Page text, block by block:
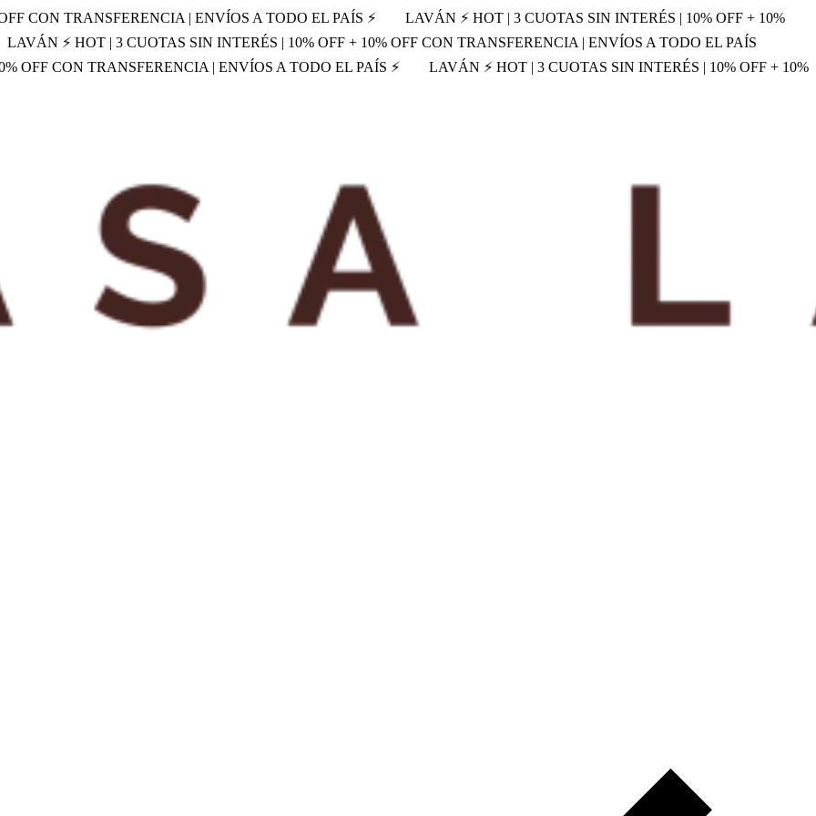
CON TRANSFERENCIA | ENVÍOS A TODO EL PAÍS ⚡
LAVÁN ⚡ HOT | 3 CUOTAS SIN INTERÉS | 10% OFF + 10%
LAVÁN ⚡ HOT | 3 CUOTAS SIN INTERÉS | 10% OFF + 10% OFF CON TRANSFERENCIA | ENVÍOS A TODO EL PAÍS
OFF CON TRANSFERENCIA | ENVÍOS A TODO EL PAÍS ⚡
LAVÁN ⚡ HOT | 3 CUOTAS SIN INTERÉS | 10% OFF + 10%